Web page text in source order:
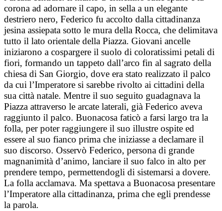
corona ad adornare il capo, in sella a un elegante
destriero nero, Federico fu accolto dalla cittadinanza
jesina assiepata sotto le mura della Rocca, che delimitava
tutto il lato orientale della Piazza. Giovani ancelle
iniziarono a cospargere il suolo di coloratissimi petali di
fiori, formando un tappeto dall’arco fin al sagrato della
chiesa di San Giorgio, dove era stato realizzato il palco
da cui l’Imperatore si sarebbe rivolto ai cittadini della
sua città natale. Mentre il suo seguito guadagnava la
Piazza attraverso le arcate laterali, già Federico aveva
raggiunto il palco. Buonacosa faticò a farsi largo tra la
folla, per poter raggiungere il suo illustre ospite ed
essere al suo fianco prima che iniziasse a declamare il
suo discorso. Osservò Federico, persona di grande
magnanimità d’animo, lanciare il suo falco in alto per
prendere tempo, permettendogli di sistemarsi a dovere.
La folla acclamava. Ma spettava a Buonacosa presentare
l’Imperatore alla cittadinanza, prima che egli prendesse
la parola.